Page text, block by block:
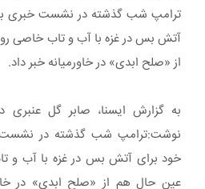
ترامپ شب گذشته در نشست خبری با
آتش بس در غزه با آب و تاب خاصی
از «صلح ابدی» در خاورمیانه خبر داد.
به گزارش ایسنا، صابر گل عنبری
نوشت:ترامپ شب گذشته در نشست
خود برای آتش بس در غزه با آب و
عین حال هم از «صلح ابدی» در